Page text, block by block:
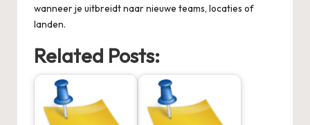
wanneer je uitbreidt naar nieuwe teams, locaties of
landen.
Related Posts: